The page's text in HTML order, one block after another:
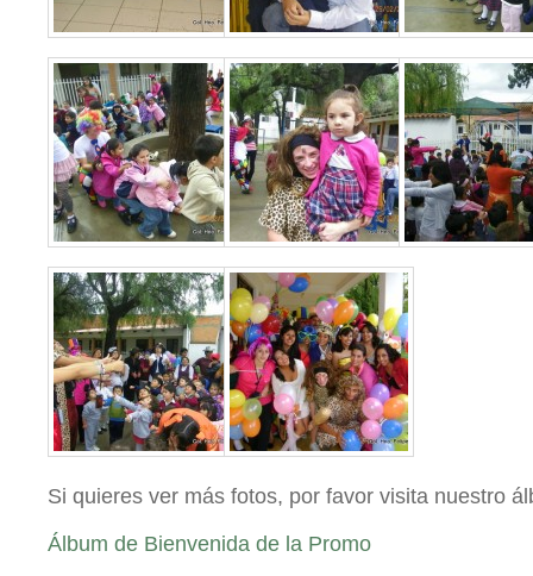
Si quieres ver más fotos, por favor visita nuestro
Álbum de Bienvenida de la Promo